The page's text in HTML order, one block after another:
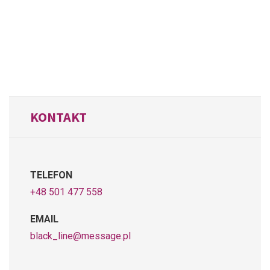
KONTAKT
TELEFON
+48 501 477 558
EMAIL
black_line@message.pl